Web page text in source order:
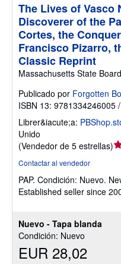
Nuevo - Tapa blanda
Condición: Nuevo
EUR 28,02
The Lives of Vasco
Discoverer of the
Cortes, the
Francisco Pizarro,
Classic Reprint
Massachusetts State
Publicado por Forgotten
ISBN 13: 9781334246005
Librer&iacute;a:
Unido
(Vendedor de 5 estrellas)
5
Contactar al vendedor
PAP. Condición: Nuevo.
Established seller since